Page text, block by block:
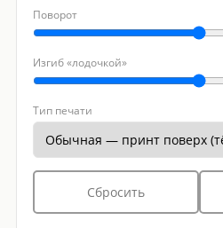
Поворот
Изгиб «лодочкой»
Тип печати
Сбросить